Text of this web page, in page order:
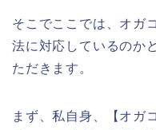
そこでここでは、オガ
法に対応しているのか
ただきます。
まず、私自身、【オ